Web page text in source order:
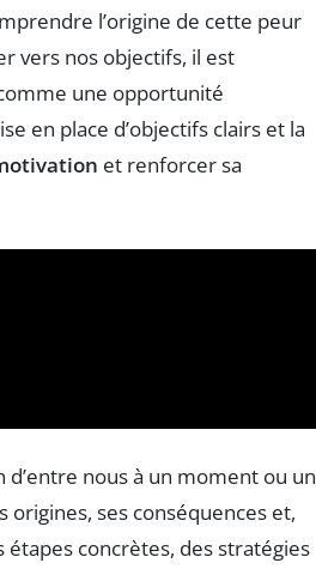
l’origine de cette peur
vers nos objectifs, il est
une opportunité
en place d’objectifs clairs et la
et renforcer sa
nous à un moment ou un
ses conséquences et,
concrètes, des stratégies